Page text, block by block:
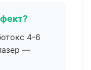
4-6
—